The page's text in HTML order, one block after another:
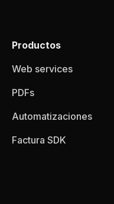
Productos
Web services
PDFs
Automatizaciones
Factura SDK